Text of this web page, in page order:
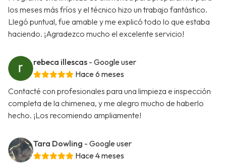
los meses más fríos y el técnico hizo un trabajo fantástico.
Llegó puntual, fue amable y me explicó todo lo que estaba
haciendo. ¡Agradezco mucho el excelente servicio!
rebeca illescas - Google user
Hace 6 meses
Contacté con profesionales para una limpieza e inspección
completa de la chimenea, y me alegro mucho de haberlo
hecho. ¡Los recomiendo ampliamente!
Tara Dowling - Google user
Hace 4 meses